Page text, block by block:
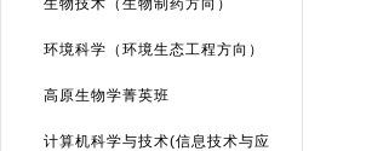
生物技术（生物制药方向）
环境科学（环境生态工程方向）
高原生物学菁英班
计算机科学与技术(信息技术与应